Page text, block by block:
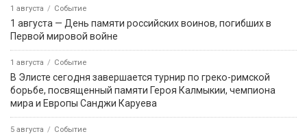
1 августа Событие
1 августа — День памяти российских воинов, погибших в
Первой мировой войне
1 августа Событие
В Элисте сегодня завершается турнир по греко-римской
борьбе, посвященный памяти Героя Калмыкии, чемпиона
мира и Европы Санджи Каруева
5 августа Событие